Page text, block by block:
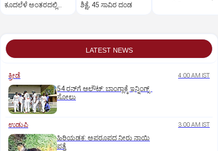
ಕೂದಲೆಳೆ ಅಂತರದಲ್ಲಿ
ಶಿಕ್ಷೆ, 45 ಸಾವಿರ ದಂಡ
LATEST NEWS
ಕ್ರೀಡೆ 4:00 AM IST
54 ರನ್‌ಗೆ ಆಲೌಟ್‌: ಬಾಂಗ್ಲಾಕ್ಕೆ ಇನ್ನಿಂಗ್ಸ್‌
ಸೋಲು
ಉಡುಪಿ 3:00 AM IST
ಹಿರಿಯಡಕ: ಅಪರೂಪದ ನೀರು ನಾಯಿ
ಪತ್ತೆ